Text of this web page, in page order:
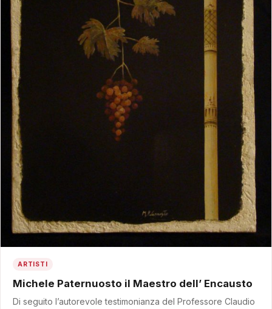
ARTISTI
Michele Paternuosto il Maestro dell’ Encausto
Di seguito l’autorevole testimonianza del Professore Claudio